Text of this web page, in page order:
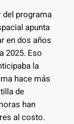
del programa
apunta
en dos años
2025. Eso
la
hace más
de
han
al costo.